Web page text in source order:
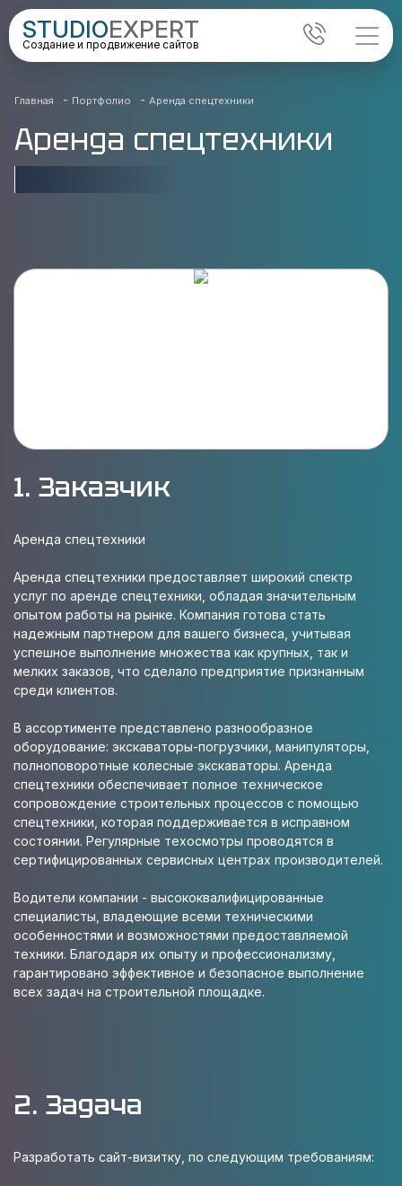
STUDIOEXPERT
Создание и продвижение сайтов
Главная - Портфолио - Аренда спецтехники
Аренда спецтехники
1. Заказчик
Аренда спецтехники
Аренда спецтехники предоставляет широкий спектр
услуг по аренде спецтехники, обладая значительным
опытом работы на рынке. Компания готова стать
надежным партнером для вашего бизнеса, учитывая
успешное выполнение множества как крупных, так и
мелких заказов, что сделало предприятие признанным
среди клиентов.
В ассортименте представлено разнообразное
оборудование: экскаваторы-погрузчики, манипуляторы,
полноповоротные колесные экскаваторы. Аренда
спецтехники обеспечивает полное техническое
сопровождение строительных процессов с помощью
спецтехники, которая поддерживается в исправном
состоянии. Регулярные техосмотры проводятся в
сертифицированных сервисных центрах производителей.
Водители компании - высококвалифицированные
специалисты, владеющие всеми техническими
особенностями и возможностями предоставляемой
техники. Благодаря их опыту и профессионализму,
гарантировано эффективное и безопасное выполнение
всех задач на строительной площадке.
2. Задача
Разработать cайт-визитку, по следующим требованиям: